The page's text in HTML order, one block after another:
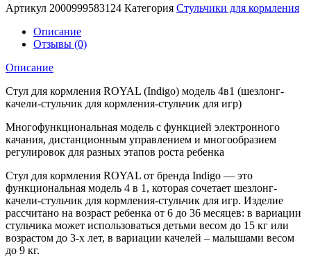
Артикул 2000999583124 Категория Стульчики для кормления
Описание
Отзывы (0)
Описание
Стул для кормления ROYAL (Indigo) модель 4в1 (шезлонг-
качели-стульчик для кормления-стульчик для игр)
Многофункциональная модель с функцией электронного
качания, дистанционным управлением и многообразием
регулировок для разных этапов роста ребенка
Стул для кормления ROYAL от бренда Indigo — это
функциональная модель 4 в 1, которая сочетает шезлонг-
качели-стульчик для кормления-стульчик для игр. Изделие
рассчитано на возраст ребенка от 6 до 36 месяцев: в вариации
стульчика может использоваться детьми весом до 15 кг или
возрастом до 3-х лет, в вариации качелей – малышами весом
до 9 кг.